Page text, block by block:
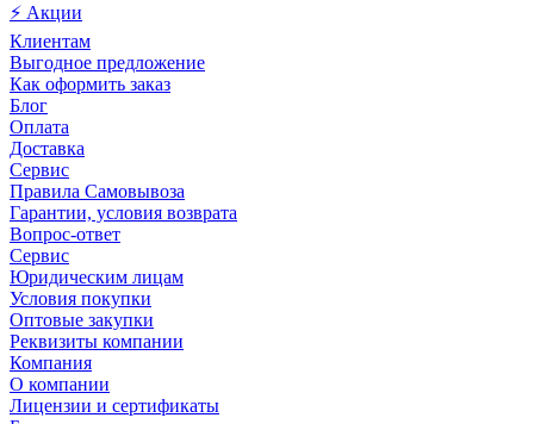
⚡ Акции
Клиентам
Выгодное предложение
Как оформить заказ
Блог
Оплата
Доставка
Сервис
Правила Самовывоза
Гарантии, условия возврата
Вопрос-ответ
Сервис
Юридическим лицам
Условия покупки
Оптовые закупки
Реквизиты компании
Компания
О компании
Лицензии и сертификаты